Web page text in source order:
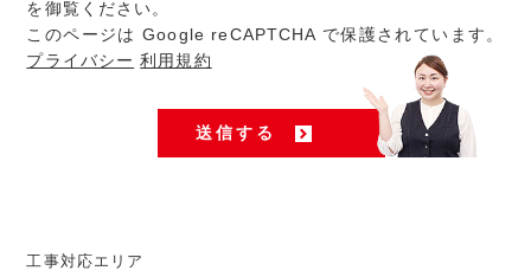
を御覧ください。
このページは Google reCAPTCHA で保護されています。
プライバシー 利用規約
工事対応エリア